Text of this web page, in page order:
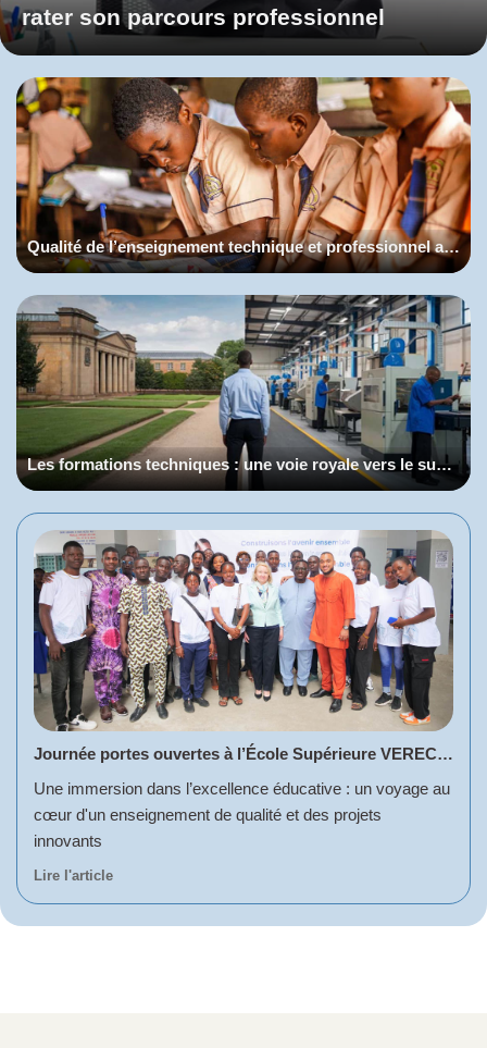
rater son parcours professionnel
Qualité de l’enseignement technique et professionnel au Bénin
Les formations techniques : une voie royale vers le succès
Journée portes ouvertes à l’École Supérieure VERECHAGUINE A.K.
Une immersion dans l’excellence éducative : un voyage au
cœur d'un enseignement de qualité et des projets
innovants
Lire l'article